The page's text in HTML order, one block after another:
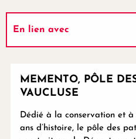
En lien avec
MEMENTO, PÔLE
VAUCLUSE
Dédié à la conservation et
ans d’histoire, le pôle des